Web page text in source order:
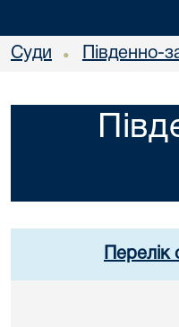
Суди • Південно-
Перелік